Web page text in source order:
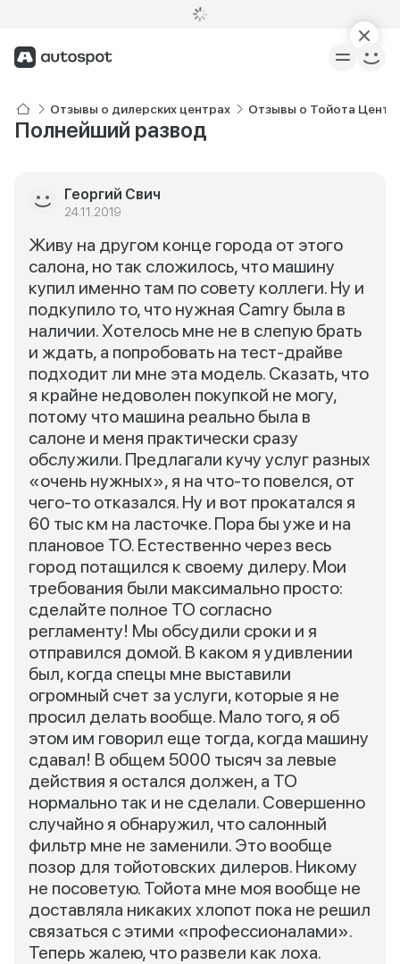
Отзывы о дилерских центрах Отзывы о Тойота Центр
Полнейший развод
Георгий Свич
24.11.2019
Живу на другом конце города от этого
салона, но так сложилось, что машину
купил именно там по совету коллеги. Ну и
подкупило то, что нужная Camry была в
наличии. Хотелось мне не в слепую брать
и ждать, а попробовать на тест-драйве
подходит ли мне эта модель. Сказать, что
я крайне недоволен покупкой не могу,
потому что машина реально была в
салоне и меня практически сразу
обслужили. Предлагали кучу услуг разных
«очень нужных», я на что-то повелся, от
чего-то отказался. Ну и вот прокатался я
60 тыс км на ласточке. Пора бы уже и на
плановое ТО. Естественно через весь
город потащился к своему дилеру. Мои
требования были максимально просто:
сделайте полное ТО согласно
регламенту! Мы обсудили сроки и я
отправился домой. В каком я удивлении
был, когда спецы мне выставили
огромный счет за услуги, которые я не
просил делать вообще. Мало того, я об
этом им говорил еще тогда, когда машину
сдавал! В общем 5000 тысяч за левые
действия я остался должен, а ТО
нормально так и не сделали. Совершенно
случайно я обнаружил, что салонный
фильтр мне не заменили. Это вообще
позор для тойотовских дилеров. Никому
не посоветую. Тойота мне моя вообще не
доставляла никаких хлопот пока не решил
связаться с этими «профессионалами».
Теперь жалею, что развели как лоха.